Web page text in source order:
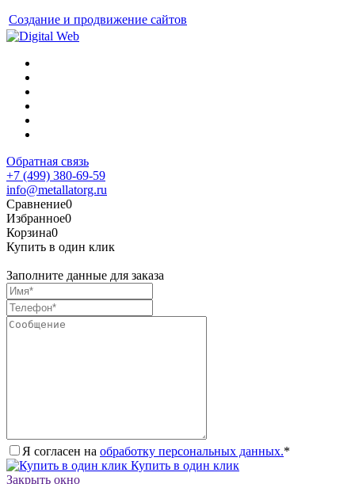
Создание и продвижение сайтов
Обратная связь
+7 (499) 380-69-59
info@metallatorg.ru
Сравнение0
Избранное0
Корзина0
Купить в один клик
Заполните данные для заказа
Я согласен на обработку персональных данных.*
Купить в один клик
Закрыть окно